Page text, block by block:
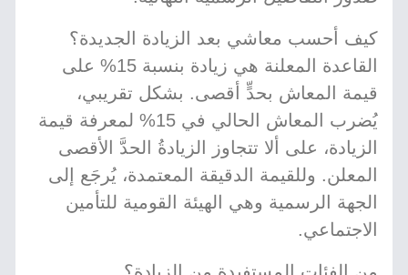
كيف أحسب معاشي بعد الزيادة الجديدة؟
القاعدة المعلنة هي زيادة بنسبة 15% على
قيمة المعاش بحدٍّ أقصى. بشكل تقريبي،
يُضرب المعاش الحالي في 15% لمعرفة قيمة
الزيادة، على ألا تتجاوز الزيادةُ الحدَّ الأقصى
المعلن. وللقيمة الدقيقة المعتمدة، يُرجَع إلى
الجهة الرسمية وهي الهيئة القومية للتأمين
الاجتماعي.